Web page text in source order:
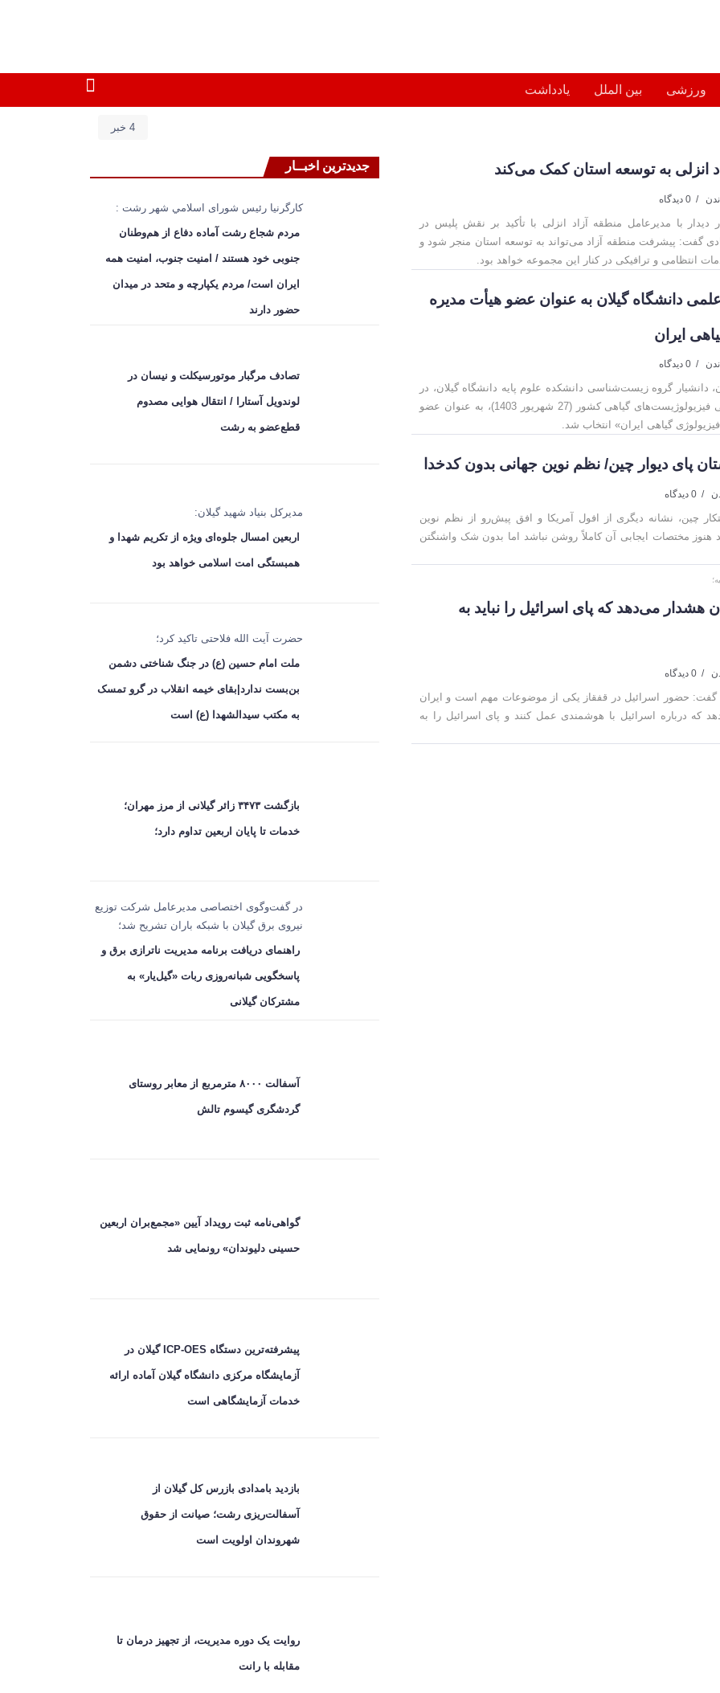
ورزشی بین الملل یادداشت
4 خبر
انزلی به توسعه استان کمک می‌کند
0 دیدگاه
دیدار با مدیرعامل منطقه آزاد انزلی با تأکید بر نقش پلیس در
گفت: پیشرفت منطقه آزاد می‌تواند به توسعه استان منجر شود و
انتظامی و ترافیکی در کنار این مجموعه خواهد بود.
دانشگاه گیلان به عنوان عضو هیأت مدیره
ایران
0 دیدگاه
دانشیار گروه زیست‌شناسی دانشکده علوم پایه دانشگاه گیلان، در
انتخابات اخیر مجمع عمومی فیزیولوژیست‌های گیاهی کشور (27 شهریور 1403)، به عنوان عضو
گیاهی ایران» انتخاب شد.
پای دیوار چین/ نظم نوین جهانی بدون کدخدا
0 دیدگاه
چین، نشانه دیگری از افول آمریکا و افق پیش‌رو از نظم نوین
مختصات ایجابی آن کاملاً روشن نباشد اما بدون شک واشنگتن
هشدار می‌دهد که پای اسرائیل را نباید به
0 دیدگاه
گفت: حضور اسرائیل در قفقاز یکی از موضوعات مهم است و ایران
که درباره اسرائیل با هوشمندی عمل کنند و پای اسرائیل را به
جدیدترین اخبــار
کارگرنیا رئیس شورای اسلامي شهر رشت :
مردم شجاع رشت آماده دفاع از هم‌وطنان
جنوبی خود هستند / امنیت جنوب، امنیت همه
ایران است/ مردم یکپارچه و متحد در میدان
حضور دارند
تصادف مرگبار موتورسیکلت و نیسان در
لوندویل آستارا / انتقال هوایی مصدوم
قطع‌عضو به رشت
مدیرکل بنیاد شهید گیلان:
اربعین امسال جلوه‌ای ویژه از تکریم شهدا و
همبستگی امت اسلامی خواهد بود
حضرت آیت الله فلاحتی تاکید کرد؛
ملت امام حسین (ع) در جنگ شناختی دشمن
بن‌بست ندارد|بقای خیمه انقلاب در گرو تمسک
به مکتب سیدالشهدا (ع) است
بازگشت ۳۴۷۳ زائر گیلانی از مرز مهران؛
خدمات تا پایان اربعین تداوم دارد؛
در گفت‌وگوی اختصاصی مدیرعامل شرکت توزیع
نیروی برق گیلان با شبکه باران تشریح شد؛
راهنمای دریافت برنامه مدیریت ناترازی برق و
پاسخگویی شبانه‌روزی ربات «گیل‌یار» به
مشترکان گیلانی
آسفالت ۸۰۰۰ مترمربع از معابر روستای
گردشگری گیسوم تالش
گواهی‌نامه ثبت رویداد آیین «مجمع‌بران اربعین
حسینی دلیوندان» رونمایی شد
پیشرفته‌ترین دستگاه ICP-OES گیلان در
آزمایشگاه مرکزی دانشگاه گیلان آماده ارائه
خدمات آزمایشگاهی است
بازدید بامدادی بازرس کل گیلان از
آسفالت‌ریزی رشت؛ صیانت از حقوق
شهروندان اولویت است
روایت یک دوره مدیریت، از تجهیز درمان تا
مقابله با رانت